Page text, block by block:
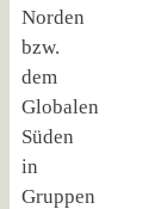
Norden
bzw.
dem
Globalen
Süden
in
Gruppen